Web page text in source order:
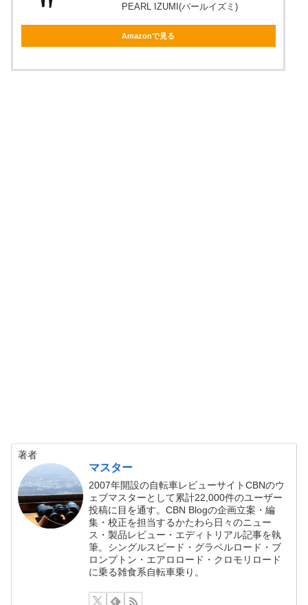
PEARL IZUMI(パールイズミ)
Amazonで見る
著者
マスター
2007年開設の自転車レビューサイトCBNのウ
ェブマスターとして累計22,000件のユーザー
投稿に目を通す。CBN Blogの企画立案・編
集・校正を担当するかたわら日々のニュー
ス・製品レビュー・エディトリアル記事を執
筆。シングルスピード・グラベルロード・ブ
ロンプトン・エアロロード・クロモリロード
に乗る雑食系自転車乗り。